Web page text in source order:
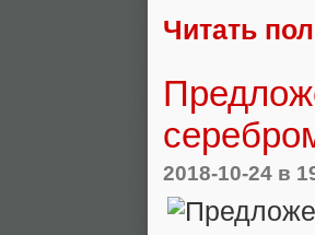
Читать
2018-10-24 в